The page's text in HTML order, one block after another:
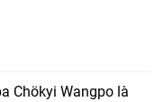
Chökyi Wangpo là